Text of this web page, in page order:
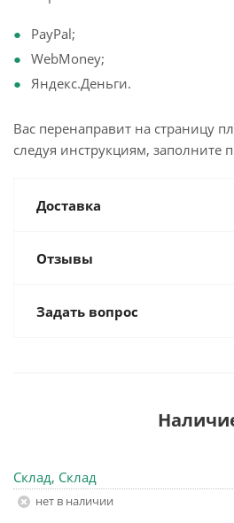
PayPal;
WebMoney;
Яндекс.Деньги.
Вас перенаправит на страницу
следуя инструкциям, заполните
Доставка
Отзывы
Задать вопрос
Склад, Склад
Нет в наличии